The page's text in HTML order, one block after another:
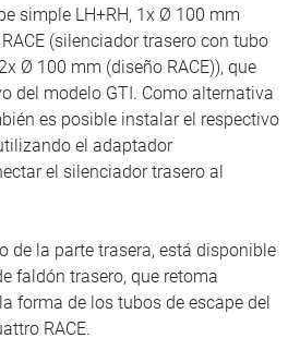
simple LH+RH, 1x Ø 100 mm
(silenciador trasero con tubo
Ø 100 mm (diseño RACE)), que
del modelo GTI. Como alternativa
es posible instalar el respectivo
el adaptador
el silenciador trasero al
de la parte trasera, está disponible
faldón trasero, que retoma
forma de los tubos de escape del
RACE.